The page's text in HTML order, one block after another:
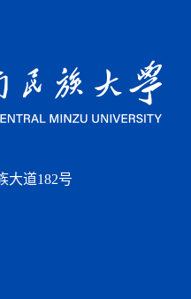
大道182号